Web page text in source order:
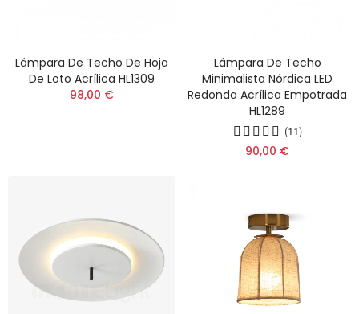
Lámpara De Techo De Hoja
De Loto Acrílica HL1309
98,00 €
Lámpara De Techo
Minimalista Nórdica LED
Redonda Acrílica Empotrada
HL1289
(11)
90,00 €